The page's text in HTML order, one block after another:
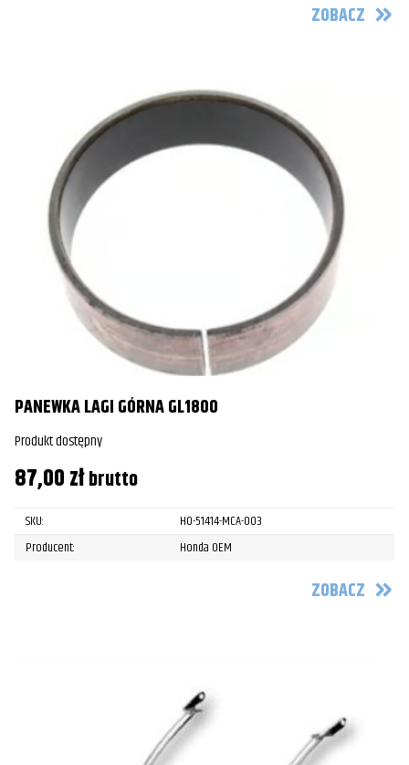
ZOBACZ
PANEWKA LAGI GÓRNA GL1800
Produkt dostępny
87,00złbrutto
SKU:
HO-51414-MCA-003
Producent:
Honda OEM
ZOBACZ